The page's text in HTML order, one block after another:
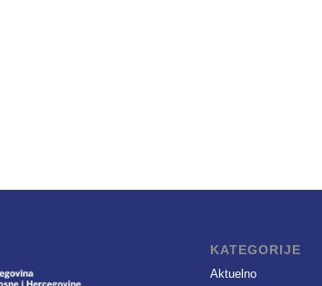
KATEGORIJE
Aktuelno